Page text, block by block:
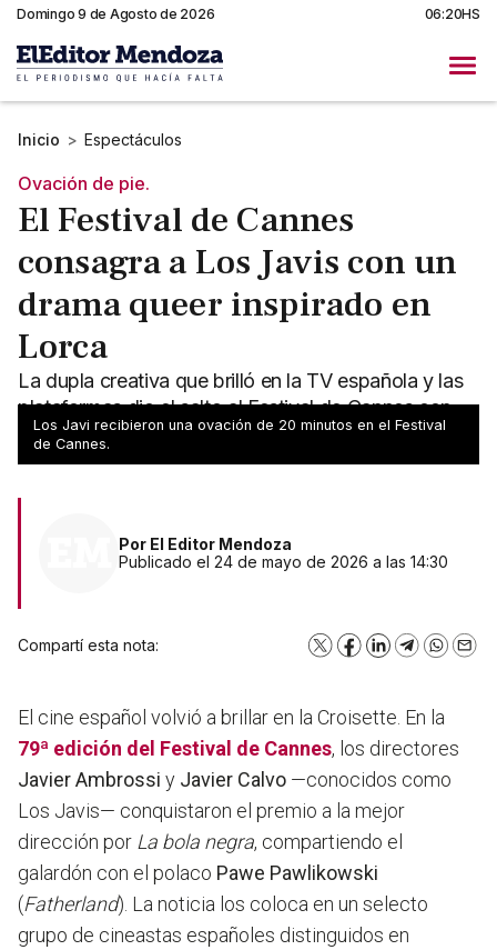
Domingo 9 de Agosto de 2026 06:20HS
Inicio > Espectáculos
Ovación de pie.
El Festival de Cannes
consagra a Los Javis con un
drama queer inspirado en
Lorca
La dupla creativa que brilló en la TV española y las
plataformas dio el salto al Festival de Cannes con
una obra ovacionada por su valentía.
Los Javi recibieron una ovación de 20 minutos en el Festival
de Cannes.
Por El Editor Mendoza
Publicado el 24 de mayo de 2026 a las 14:30
Compartí esta nota: X Facebook
LinkedInTelegram
El cine español volvió a brillar en la Croisette. En la
79ª edición del Festival de Cannes, los directores
Javier Ambrossi y Javier Calvo —conocidos como
Los Javis— conquistaron el premio a la mejor
dirección por La bola negra, compartiendo el
galardón con el polaco Pawe Pawlikowski
(Fatherland). La noticia los coloca en un selecto
grupo de cineastas españoles distinguidos en